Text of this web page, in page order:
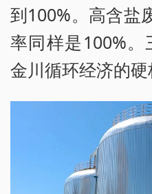
到100%。高含盐
率同样是100%。
金川循环经济的硬